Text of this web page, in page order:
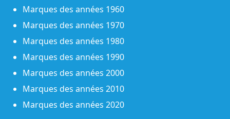
Marques des années 1960
Marques des années 1970
Marques des années 1980
Marques des années 1990
Marques des années 2000
Marques des années 2010
Marques des années 2020